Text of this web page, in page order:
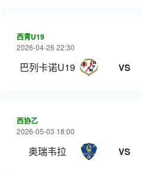
西青U19
2026-04-26 22:30
巴列卡诺U19 VS
西协乙
2026-05-03 18:00
奥瑞韦拉 VS